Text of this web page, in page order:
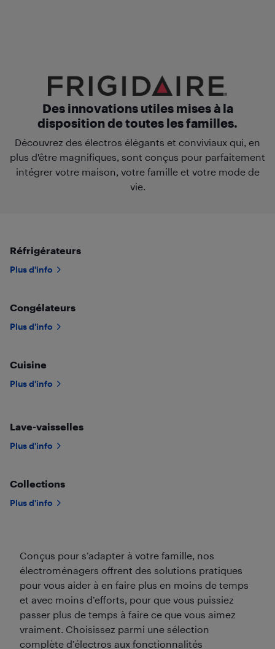
Des innovations utiles mises à la
disposition de toutes les familles.
Découvrez des électros élégants et conviviaux qui, en
plus d'être magnifiques, sont conçus pour parfaitement
intégrer votre maison, votre famille et votre mode de
vie.
Réfrigérateurs
Plus d'info
Congélateurs
Plus d'info
Cuisine
Plus d'info
Lave-vaisselles
Plus d'info
Collections
Plus d'info
Conçus pour s’adapter à votre famille, nos
électroménagers offrent des solutions pratiques
pour vous aider à en faire plus en moins de temps
et avec moins d’efforts, pour que vous puissiez
passer plus de temps à faire ce que vous aimez
vraiment. Choisissez parmi une sélection
complète d’électros aux fonctionnalités